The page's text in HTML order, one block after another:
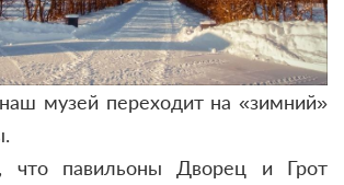
наш музей переходит на «зимний»
что павильоны Дворец и Грот